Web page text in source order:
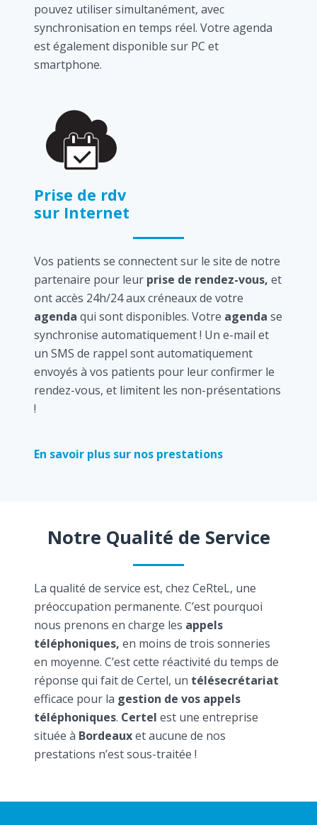
pouvez utiliser simultanément, avec
synchronisation en temps réel. Votre agenda
est également disponible sur PC et
smartphone.
Prise de rdv
sur Internet
Vos patients se connectent sur le site de notre
partenaire pour leur prise de rendez-vous, et
ont accès 24h/24 aux créneaux de votre
agenda qui sont disponibles. Votre agenda se
synchronise automatiquement ! Un e-mail et
un SMS de rappel sont automatiquement
envoyés à vos patients pour leur confirmer le
rendez-vous, et limitent les non-présentations
!
En savoir plus sur nos prestations
Notre Qualité de Service
La qualité de service est, chez CeRteL, une
préoccupation permanente. C’est pourquoi
nous prenons en charge les appels
téléphoniques, en moins de trois sonneries
en moyenne. C’est cette réactivité du temps de
réponse qui fait de Certel, un télésecrétariat
efficace pour la gestion de vos appels
téléphoniques. Certel est une entreprise
située à Bordeauxet aucune de nos
prestations n’est sous-traitée !